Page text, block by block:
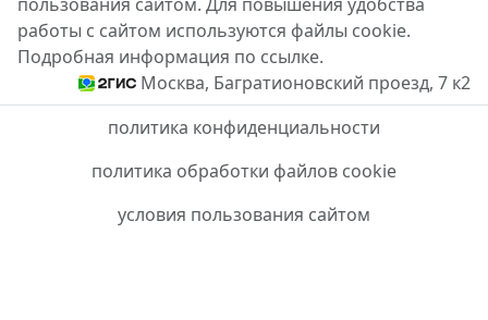
работы с сайтом используются файлы cookie.
Подробная информация по ссылке.
Москва, Багратионовский проезд, 7 к2
политика конфиденциальности
политика обработки файлов cookie
условия пользования сайтом